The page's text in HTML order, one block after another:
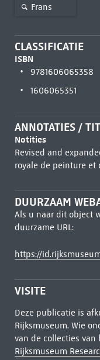
Frans
CLASSIFICATIE
ISBN
9781606065358
1606065351
ANNOTATIES /
Notities
Revised and
royale de peinture et
DUURZAAM
Als u naar dit object
duurzame URL:
https://
VISITE
Deze publicatie is
Rijksmuseum. Wie
van de collecties
Rijksmuseum